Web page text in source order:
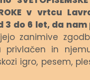
v vrtcu
3 do 6 let, da
zanimive
in
igro, pesem,